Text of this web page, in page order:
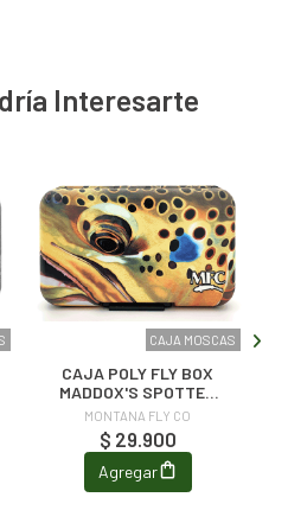
Interesarte
CAJA MOSCAS
CAJA POLY FLY BOX
MADDOX'S SPOTTED
FEVER
MONTANA FLY CO
$ 29.900
Agregar